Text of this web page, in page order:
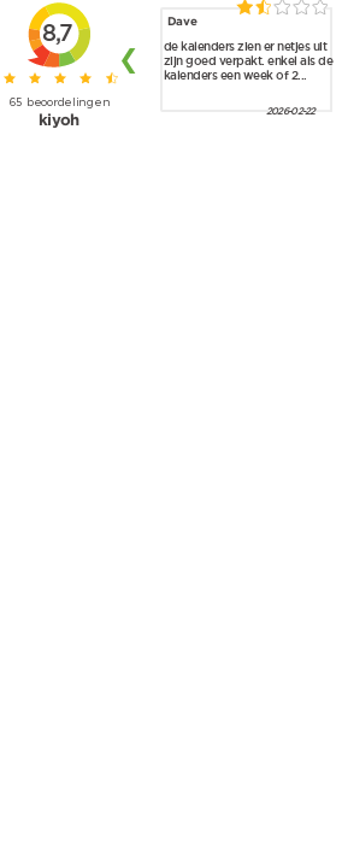
Skip to main content
8,7
65 beoordelingen
kiyoh
❮
Dave
de kalenders zien er netjes uit
zijn goed verpakt. enkel als de
kalenders een week of 2...
2026-02-22